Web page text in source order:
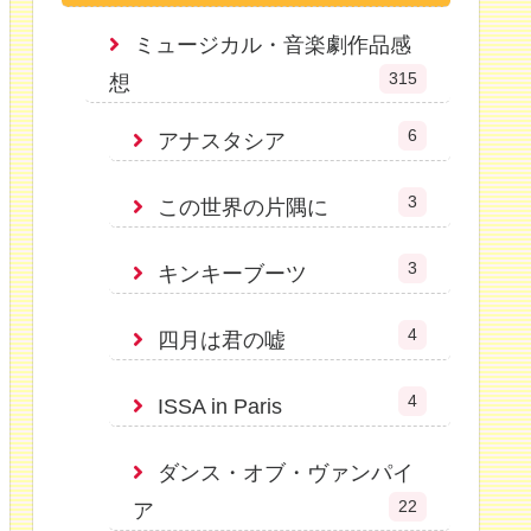
ミュージカル・音楽劇作品感
想
315
アナスタシア 6
この世界の片隅に 3
キンキーブーツ 3
四月は君の嘘 4
ISSA in Paris 4
ダンス・オブ・ヴァンパイ
ア
22